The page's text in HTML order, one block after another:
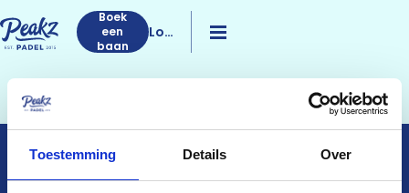
Toestemming Details Over
Boek
een
baan
Log
PEAKZ PADELDÉ PADELPIONIER IN